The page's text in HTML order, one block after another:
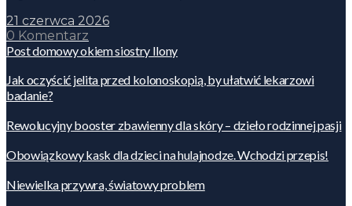
21 czerwca 2026
0 Komentarz
Post domowy okiem siostry Ilony
Jak oczyścić jelita przed kolonoskopią, by ułatwić lekarzowi
badanie?
Rewolucyjny booster zbawienny dla skóry – dzieło rodzinnej pasji
Obowiązkowy kask dla dzieci na hulajnodze. Wchodzi przepis!
Niewielka przywra, światowy problem